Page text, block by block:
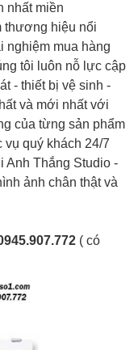
nhất miền
thương hiệu nổi
nghiệm mua hàng
tôi luôn nỗ lực cập
- thiết bị vệ sinh -
và mới nhất với
của từng sản phẩm
vụ quý khách 24/7
Anh Thắng Studio -
ảnh chân thật và
( có